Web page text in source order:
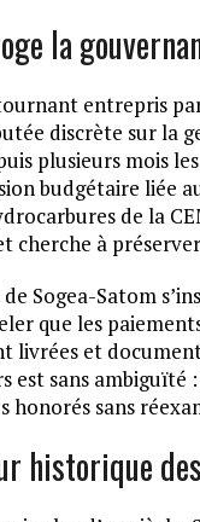
la
entrepris
discrète sur la
plusieurs mois
budgétaire liée
de la
cherche à
Sogea-Satom
que les
et
est sans
honorés sans
historique